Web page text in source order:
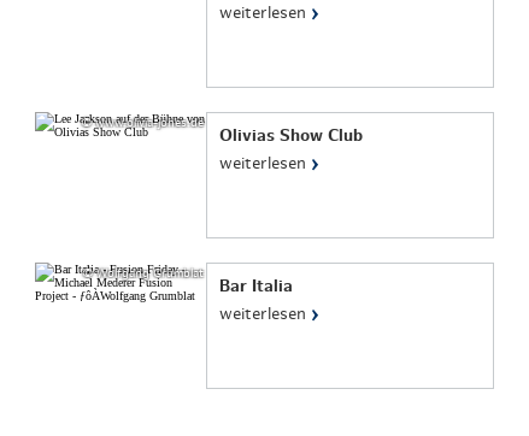
weiterlesen ›
© www.olivia-jones.de
Olivias Show Club
weiterlesen ›
© Wolfgang Grumblat
Bar Italia
weiterlesen ›